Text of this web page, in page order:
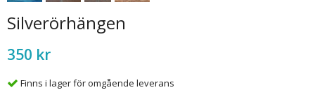
Silverörhängen
350 kr
Finns i lager för omgående leverans